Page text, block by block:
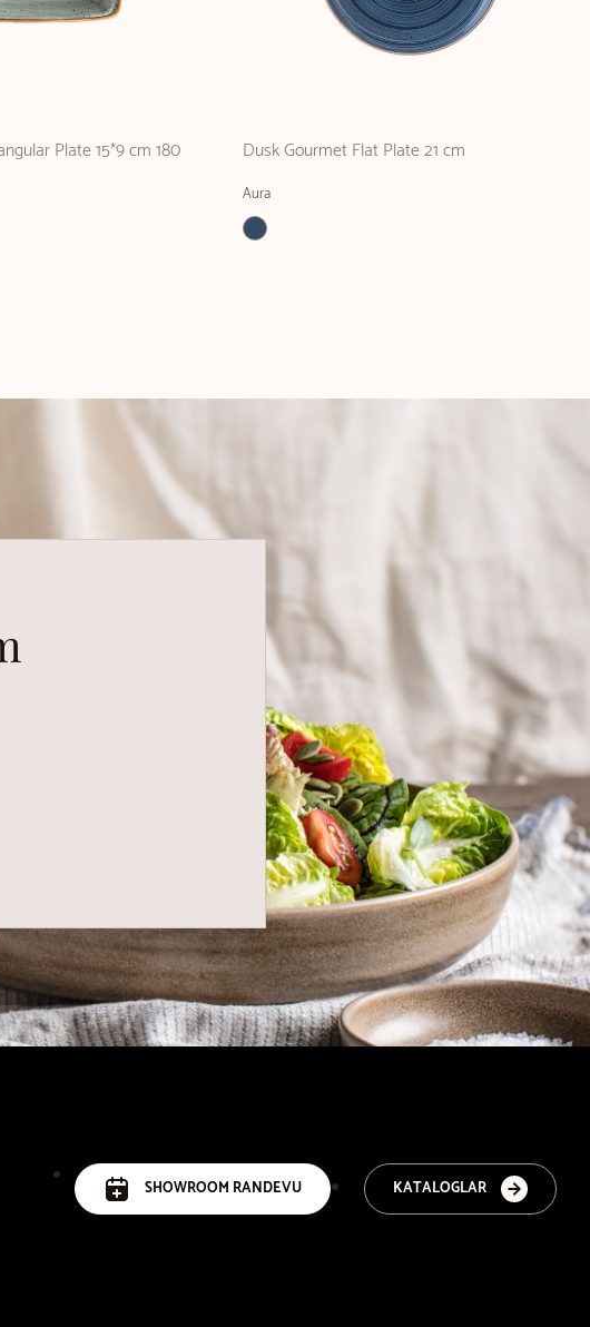
Plate 15*9 cm 180 Dusk Gourmet Flat Plate 21 cm
Aura
KATALOGLAR
SHOWROOM RANDEVU